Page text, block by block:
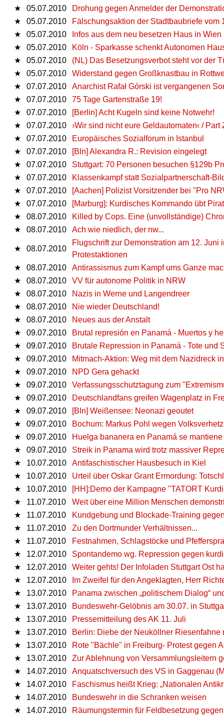
★
05.07.2010
Drohung gegen Anmelder der
★
05.07.2010
Fälschungsaktion der Stadtbaubriefe vom
★
05.07.2010
Infos aus dem neu besetzen Haus in Wien
★
05.07.2010
Köln - Sparkasse schenkt Autonomen
★
05.07.2010
(NL) Das Besetzungsverbot steht vor der
★
05.07.2010
Widerstand gegen Großknastbau in
★
07.07.2010
Anarchist Rafał Górski ist vergangenen
★
07.07.2010
75 Tage Gartenstraße 19!
★
07.07.2010
[Berlin] Acht Kugeln sind keine Notwehr!
★
07.07.2010
›Wir sind nicht eure Geldautomaten‹ / Part
★
07.07.2010
Europäisches Sozialforum in Istanbul
★
07.07.2010
[Bln] Alexandra R.: Revision eingelegt
★
07.07.2010
Stuttgart: 70 Personen besuchen §129b
★
07.07.2010
Klassenkampf statt Sozialpartnerschaft-
★
07.07.2010
[Aachen] Polizist Vorsitzender bei "Pro
★
07.07.2010
[Marburg]: Kurdisches Kommando übt
★
08.07.2010
Killed by Cops. Eine (unvollständige)
★
08.07.2010 Ach wie niedlich, der nw...
★ 08.07.2010
Flugschrift zur Demonstration am 12.
Protestaktionen
★
08.07.2010
Antirassismus zum Kampf ums Ganze
★
08.07.2010
VV für autonome Politik in NRW
★
08.07.2010
Nazis in Werne und Langendreer
★
08.07.2010
Nie wieder Deutschland!
★
08.07.2010
Neues aus der Anstalt
★
09.07.2010
Brutal represión en Panamá - Muertos y
★
09.07.2010
Brutale Repression in Panamá - Tote und
★
09.07.2010
Mitmach-Aktion: Weg mit dem Nazidreck
★
09.07.2010
NPD Gera gehackt
★
09.07.2010
Verfassungsschutztagung zum
★
09.07.2010
Deutschlandfans greifen Wagenplatz in
★
09.07.2010
[Bln] Weißensee: Neonazi geoutet
★
09.07.2010
Bochum: Markus Pohl wegen
★
09.07.2010
Huelga bananera en Panamá se
★
09.07.2010
Streik in Panama wird trotz massiver
★
10.07.2010
Antifaschistischer Hausbesuch in Kiel
★
10.07.2010
Urteil über Oskar Grant Ermordung:
★
10.07.2010
[HH]:Demo der Kampagne "TATORT
★
11.07.2010
Weit über eine Million Menschen
★
11.07.2010
Kundgebung und Blockade-Training
★
11.07.2010
Zu den Dortmunder Verhältnissen...
★
11.07.2010
Festnahmen, Schlagstöcke und
★
12.07.2010
Spontandemo wg. Repression gegen
★
12.07.2010
Weiter gehts! Der Infoladen Stuttgart Ost
★
12.07.2010
Im Zweifel für den Angeklagten, Herr
★
13.07.2010
Panama zwischen „politischem Dialog“
★
13.07.2010
Bundeswehr-Gelöbnis am 30.07. in
★
13.07.2010
Pressemitteilung des AK 11. Juli
★
13.07.2010
Berlin: Diebe der Neuköllner Riesenfahne
★
13.07.2010
Rote "Bächle" in Freiburg- Protest gegen
★
13.07.2010
Zur Ablehnung von Versammlungsleitern
★
14.07.2010
Anquatschversuch des VS in Gaggenau
★
14.07.2010
Faschismus heißt Krieg: „Nationalen
★
14.07.2010
Bundeswehr in die Schranken weisen
★
14.07.2010
Räumungstermin für Feldbesetzung